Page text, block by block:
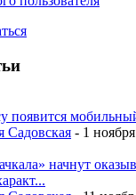
появится
Садовская - 1
начнут